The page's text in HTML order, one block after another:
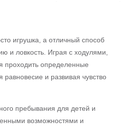
игрушка, а отличный способ
и ловкость. Играя с ходулями,
проходить определенные
равновесие и развивая чувство
пребывания для детей и
возможностями и